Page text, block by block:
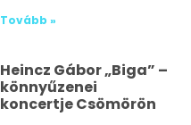
Tovább »
Heincz Gábor „Biga” –
könnyűzenei
koncertje Csömörön